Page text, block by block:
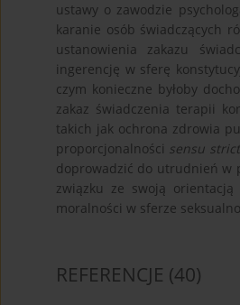
ustawy o zawodzie
karanie osób świadczących
ustanowienia zakazu
ingerencję w sferę
czym konieczne byłoby
zakaz świadczenia terapii
takich jak ochrona zdrowia
proporcjonalności sensu
doprowadzić do utrudnień w
związku ze swoją
moralności w sferze
REFERENCJE (40)